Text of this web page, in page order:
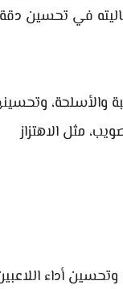
في تحسين دقة
مثل الاهتزاز
أداء